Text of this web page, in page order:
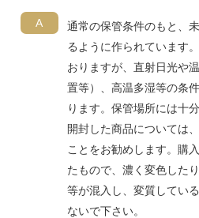
A
通常の保管条件のもと、
るように作られています
おりますが、直射日光や
置等）、高温多湿等の条
ります。保管場所には十
開封した商品については
ことをお勧めします。購
たもので、濃く変色した
等が混入し、変質してい
ないで下さい。